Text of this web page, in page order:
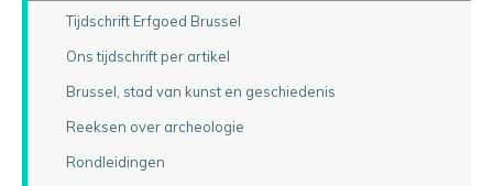
Tijdschrift Erfgoed Brussel
Ons tijdschrift per artikel
Brussel, stad van kunst en geschiedenis
Reeksen over archeologie
Rondleidingen